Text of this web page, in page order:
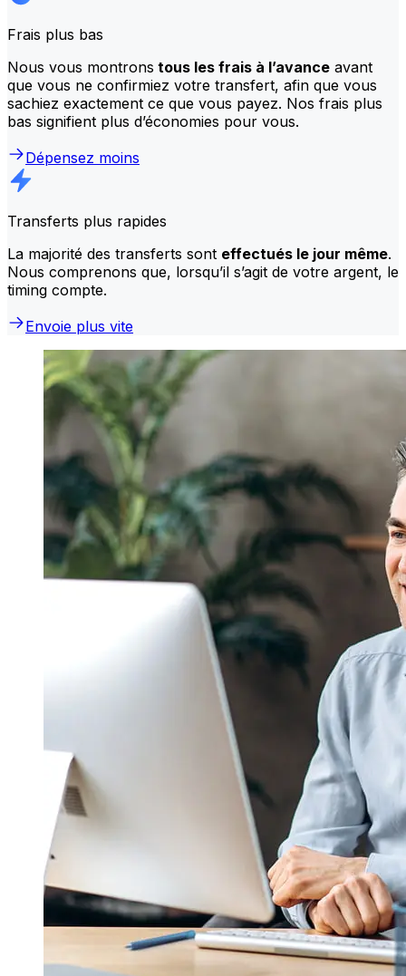
Frais plus bas
Nous vous montrons tous les frais à l’avance avant
que vous ne confirmiez votre transfert, afin que vous
sachiez exactement ce que vous payez. Nos frais plus
bas signifient plus d’économies pour vous.
Dépensez moins
Transferts plus rapides
La majorité des transferts sont effectués le jour même.
Nous comprenons que, lorsqu’il s’agit de votre argent, le
timing compte.
Envoie plus vite